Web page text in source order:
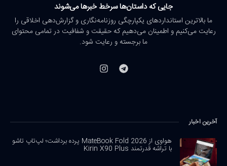
جایی که داستان‌ها سرخط خبرها می‌شوند
ما بالاترین استانداردهای یکپارچگی روزنامه‌نگاری و گزارش‌دهی اخلاقی را
رعایت می‌کنیم و اطمینان می‌دهیم که حقیقت و شفافیت در تمامی محتوای
ما برجسته و رعایت شود.
آخرین اخبار
هواوی از MateBook Fold 2026 پرده برداشت؛ لپ‌تاپ تاشو
با تراشه قدرتمند Kirin X90 Plus